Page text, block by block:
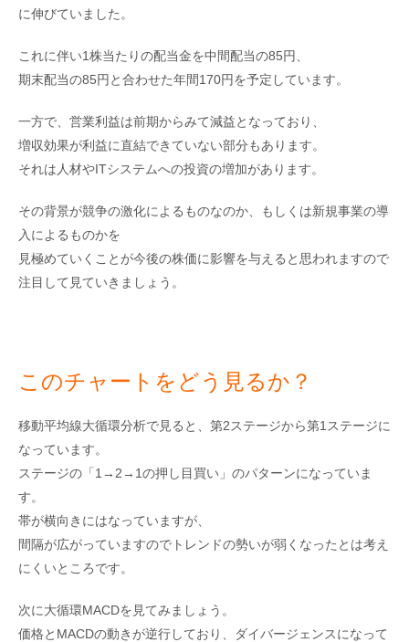
に伸びていました。
これに伴い1株当たりの配当金を中間配当の85円、
期末配当の85円と合わせた年間170円を予定しています。
一方で、営業利益は前期からみて減益となっており、
増収効果が利益に直結できていない部分もあります。
それは人材やITシステムへの投資の増加があります。
その背景が競争の激化によるものなのか、もしくは新規事業の導
入によるものかを
見極めていくことが今後の株価に影響を与えると思われますので
注目して見ていきましょう。
このチャートをどう見るか？
移動平均線大循環分析で見ると、第2ステージから第1ステージに
なっています。
ステージの「1→2→1の押し目買い」のパターンになっていま
す。
帯が横向きにはなっていますが、
間隔が広がっていますのでトレンドの勢いが弱くなったとは考え
にくいところです。
次に大循環MACDを見てみましょう。
価格とMACDの動きが逆行しており、ダイバージェンスになって